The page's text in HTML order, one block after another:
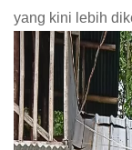
yang kini lebih